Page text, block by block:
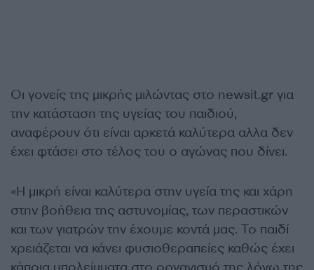
Οι γονείς της μικρής μιλώντας στο newsit.gr για
την κατάσταση της υγείας του παιδιού,
αναφέρουν ότι είναι αρκετά καλύτερα αλλα δεν
έχει φτάσει στο τέλος του ο αγώνας που δίνει.
«Η μικρή είναι καλύτερα στην υγεία της και χάρη
στην βοήθεια της αστυνομίας, των περαστικών
και των γιατρών την έχουμε κοντά μας. Το παιδί
χρειάζεται να κάνει φυσιοθεραπείες καθώς έχει